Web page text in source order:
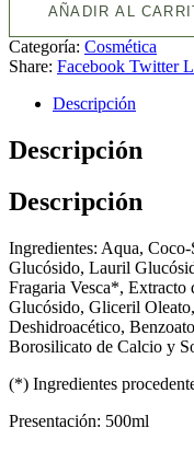
AÑADIR AL
Categoría: Cosmética
Share: Facebook Twitter
Descripción
Descripción
Descripción
Ingredientes: Aqua,
Glucósido, Lauril
Fragaria Vesca*, Extracto
Glucósido, Gliceril
Deshidroacético,
Borosilicato de Calcio y
(*) Ingredientes
Presentación: 500ml